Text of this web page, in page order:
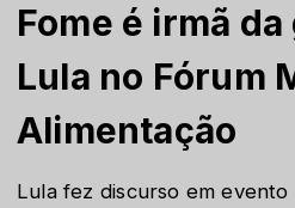
Fome é irmã
Lula no Fórum
Alimentação
Lula fez discurso em evento